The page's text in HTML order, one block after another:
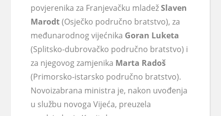
povjerenika za Franjevačku mladežSlaven
Marodt(Osječko područno bratstvo), za
međunarodnog vijećnika Goran Luketa
(Splitsko-dubrovačko područno bratstvo) i
za njegovog zamjenika Marta Radoš
(Primorsko-istarsko područno bratstvo).
Novoizabrana ministra je, nakon uvođenja
u službu novoga Vijeća, preuzela